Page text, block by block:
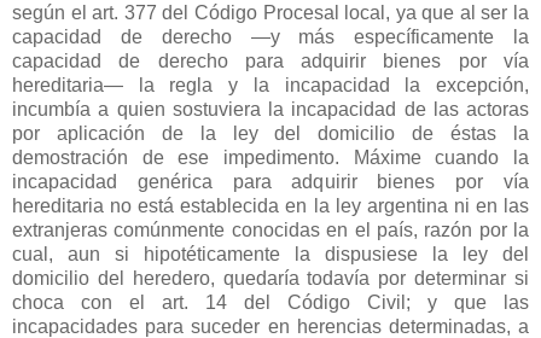
según el art. 377 del Código Procesal local, ya que al ser la
capacidad de derecho —y más específicamente la
capacidad de derecho para adquirir bienes por vía
hereditaria— la regla y la incapacidad la excepción,
incumbía a quien sostuviera la incapacidad de las actoras
por aplicación de la ley del domicilio de éstas la
demostración de ese impedimento. Máxime cuando la
incapacidad genérica para adquirir bienes por vía
hereditaria no está establecida en la ley argentina ni en las
extranjeras comúnmente conocidas en el país, razón por la
cual, aun si hipotéticamente la dispusiese la ley del
domicilio del heredero, quedaría todavía por determinar si
choca con el art. 14 del Código Civil; y que las
incapacidades para suceder en herencias determinadas, a